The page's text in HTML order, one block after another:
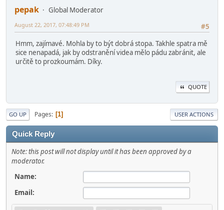
pepak
Global Moderator
#5
August 22, 2017, 07:48:49 PM
Hmm, zajímavé. Mohla by to být dobrá stopa. Takhle spatra mě
sice nenapadá, jak by odstranění videa mělo pádu zabránit, ale
určitě to prozkoumám. Díky.
QUOTE
GO UP Pages 1 USER ACTIONS
Quick Reply
Note: this post will not display until it has been approved by a
moderator.
Name:
Email: